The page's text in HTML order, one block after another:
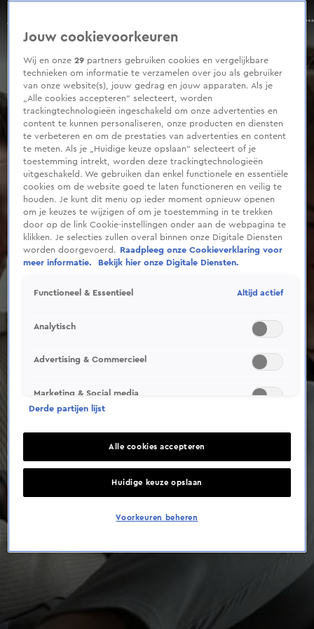
Tranen om Amsterdam: stel moet voor koophuis naar Lelystad
Aflevering 63, Seizoen 2025
of
seconds
Jouw cookievoorkeuren
Wij en onze29 partners gebruiken cookies en vergelijkbare
technieken om informatie te verzamelen over jou als gebruiker
van onze website(s), jouw gedrag en jouw apparaten. Als je
„Alle cookies accepteren” selecteert, worden
trackingtechnologieën ingeschakeld om onze advertenties en
content te kunnen personaliseren, onze producten en diensten
te verbeteren en om de prestaties van advertenties en content
te meten. Als je „Huidige keuze opslaan” selecteert of je
toestemming intrekt, worden deze trackingtechnologieën
uitgeschakeld. We gebruiken dan enkel functionele en essentiële
cookies om de website goed te laten functioneren en veilig te
houden. Je kunt dit menu op ieder moment opnieuw openen
om je keuzes te wijzigen of om je toestemming in te trekken
door op de link Cookie-instellingen onder aan de webpagina te
klikken. Je selecties zullen overal binnen onze Digitale Diensten
worden doorgevoerd.
Raadpleeg onze Cookieverklaring voor
meer informatie.
Bekijk hier onze Digitale Diensten.
Functioneel & Essentieel Altijd actief
Analytisch
Advertising & Commercieel
Marketing & Social media
Derde partijen lijst
Alle cookies accepteren
Huidige keuze opslaan
Voorkeuren beheren